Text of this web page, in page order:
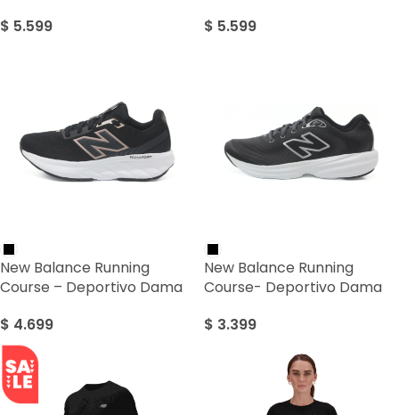
$ 5.599
$ 5.599
New Balance Running
Course – Deportivo Dama
$ 4.699
New Balance Running
Course- Deportivo Dama
$ 3.399